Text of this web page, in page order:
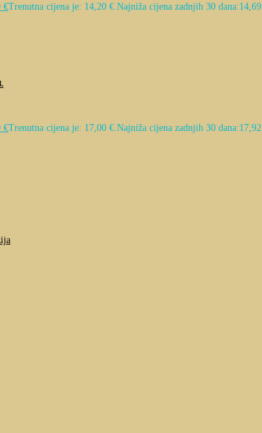
€Trenutna cijena je: 14,20 €. Najniža cijena zadnjih 30 dana:14,69
€Trenutna cijena je: 17,00 €.Najniža cijena zadnjih 30 dana:17,92